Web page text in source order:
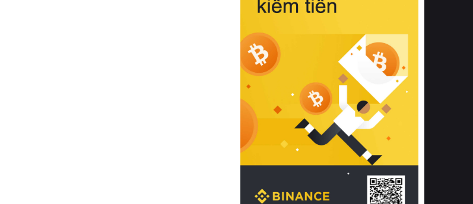
sản phẩm đạt chuẩn chất lượng quốc
tế còn giúp ngăn ngừa tình trạng kích
khuẩn và nấm mốc trong điều kiện
thời tiết nóng ẩm. Bạn có thể tìm hiểu
thêm các nghiên cứu khoa học về tác
động của giấc ngủ và môi trường
phòng ngủ đối với sức khỏe con
người tại Sleep Foundation (External
Link) để có cái nhìn toàn diện hơn.
2. Các tiêu chí vàng khi lựa chọn
chăn ga gối đệm cao cấp cho phòng
ngủ
Để sở hữu một bộ chăn ga gối đệm
cao cấp hoàn hảo cả về thẩm mỹ lẫn
công năng, người tiêu dùng cần cân
nhắc kỹ lưỡng các tiêu chí quan trọng